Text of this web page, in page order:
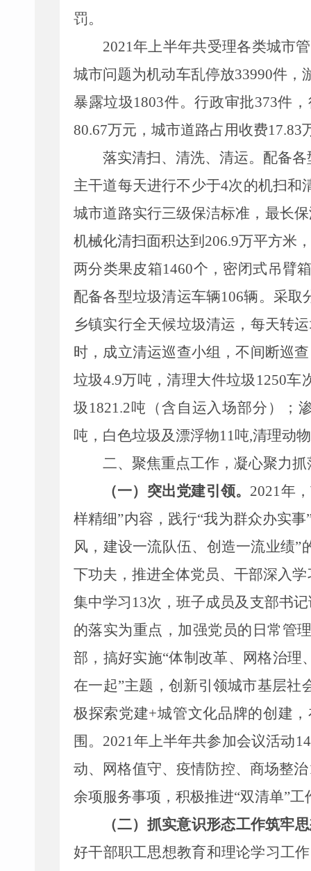
罚。
2021年上半年共受理各类城市
城市问题为机动车乱停放33990件，
暴露垃圾1803件。行政审批373件
80.67万元，城市道路占用收费
落实清扫、清洗、清运。 配备
主干道每天进行不少于4次的机扫和
城市道路实行三级保洁标准，最长
机械化清扫面积达到206.9万平方米
两分类果皮箱1460个， 密闭式吊臂
配备各型垃圾清运车辆106辆。采取
乡镇实行全天候垃圾清运， 每天转
时，成立清运巡查小组，不间断巡查
垃圾4.9万吨，清理大件垃圾 1250车
圾 1821.2吨（含自运入场部分）；
吨，白色垃圾及漂浮物11吨,清理动
二、 聚焦重点工作，凝心聚力抓
（一） 突出党建引领。 2021年
样精细”内容，践行“我为群众办实
风，建设一流队伍、创造一流业绩
下功夫，推进全体党员、干部深入
集中学习 13次，班子成员及支部书
的落实为重点，加强党员的日常管
部， 搞好实施“体制改革、网格治理
在一起”主题， 创新引领城市基层社
极探索党建+城管文化品牌的创建
围 。 2021年上半年共参加会议活动
动、网格值守、疫情防控、商场整
余项服务事项，积极推进“双清单”
（二）抓实意识形态工作筑牢
好干部职工思想教育和理论学习工